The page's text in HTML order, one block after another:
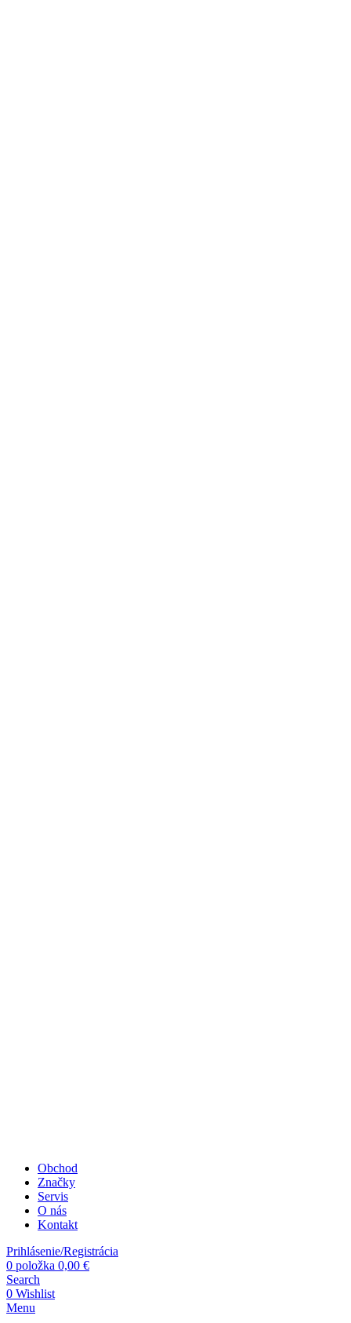
Obchod
Značky
Servis
O nás
Kontakt
Prihlásenie/Registrácia
0 položka 0,00 €
Search
0 Wishlist
Menu